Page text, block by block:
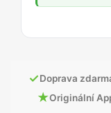
✓Doprava
★Originální